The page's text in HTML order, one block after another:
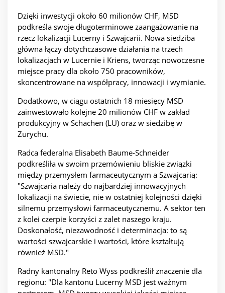
Dzięki inwestycji około 60 milionów CHF, MSD
podkreśla swoje długoterminowe zaangażowanie na
rzecz lokalizacji Lucerny i Szwajcarii. Nowa siedziba
główna łączy dotychczasowe działania na trzech
lokalizacjach w Lucernie i Kriens, tworząc nowoczesne
miejsce pracy dla około 750 pracowników,
skoncentrowane na współpracy, innowacji i wymianie.
Dodatkowo, w ciągu ostatnich 18 miesięcy MSD
zainwestowało kolejne 20 milionów CHF w zakład
produkcyjny w Schachen (LU) oraz w siedzibę w
Zurychu.
Radca federalna Elisabeth Baume-Schneider
podkreśliła w swoim przemówieniu bliskie związki
między przemysłem farmaceutycznym a Szwajcarią:
"Szwajcaria należy do najbardziej innowacyjnych
lokalizacji na świecie, nie w ostatniej kolejności dzięki
silnemu przemysłowi farmaceutycznemu. A sektor ten
z kolei czerpie korzyści z zalet naszego kraju.
Doskonałość, niezawodność i determinacja: to są
wartości szwajcarskie i wartości, które kształtują
również MSD."
Radny kantonalny Reto Wyss podkreślił znaczenie dla
regionu: "Dla kantonu Lucerny MSD jest ważnym